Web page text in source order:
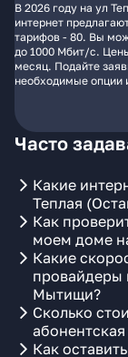
В 2026 году на ул
интернет
тарифов - 80. Вы
до 1000 Мбит/с.
месяц. Подайте
необходимые опции
Часто
Какие
Теплая
Как
моем доме
Какие
провайдеры
Мытищи?
Сколько
абонентская
Как